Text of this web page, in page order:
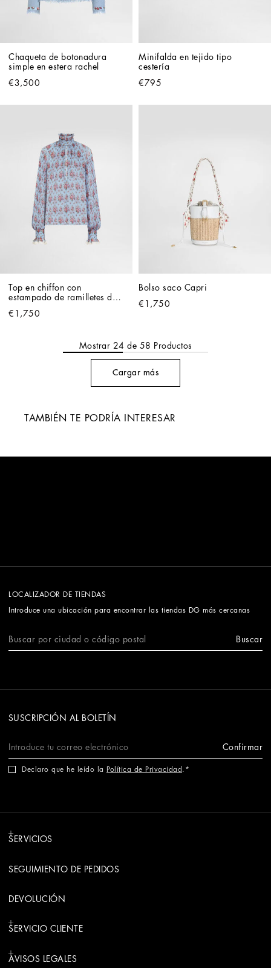
Chaqueta de botonadura
simple en estera rachel
€3,500
Minifalda en tejido tipo
cestería
€795
Top en chiffon con
estampado de ramilletes de
€1,750
Bolso saco Capri
€1,750
Mostrar 24 de 58 Productos
Cargar más
TAMBIÉN TE PODRÍA INTERESAR
LOCALIZADOR DE TIENDAS
Introduce una ubicación para encontrar las tiendas DG más cercanas
Buscar
SUSCRIPCIÓN AL BOLETÍN
Confirmar
Declaro que he leído la Política de Privacidad .
SERVICIOS
SEGUIMIENTO DE PEDIDOS
DEVOLUCIÓN
SERVICIO CLIENTE
AVISOS LEGALES